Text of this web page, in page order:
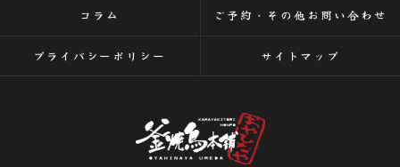
コラム ご予約・その他お問い合わせ
プライバシーポリシー サイトマップ